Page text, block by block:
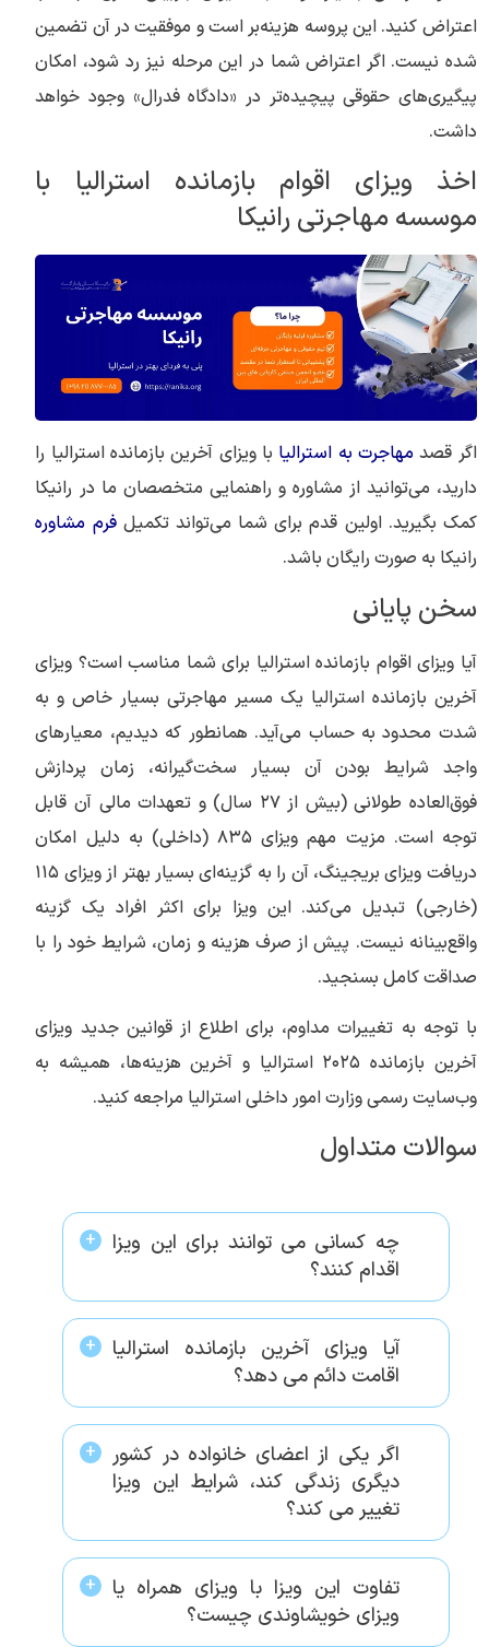
اعتراض کنید. این پروسه هزینه‌بر است و موفقیت در آن تضمین
شده نیست. اگر اعتراض شما در این مرحله نیز رد شود، امکان
پیگیری‌های حقوقی پیچیده‌تر در «دادگاه فدرال» وجود خواهد
داشت.
اخذ ویزای اقوام بازمانده استرالیا با
موسسه مهاجرتی رانیکا
اگر قصد مهاجرت به استرالیا با ویزای آخرین بازمانده استرالیا را
دارید، می‌توانید از مشاوره و راهنمایی متخصصان ما در رانیکا
کمک بگیرید. اولین قدم برای شما می‌تواند تکمیلفرم مشاوره
رانیکا به صورت رایگان باشد.
سخن پایانی
آیا ویزای اقوام بازمانده استرالیا برای شما مناسب است؟ ویزای
آخرین بازمانده استرالیا یک مسیر مهاجرتی بسیار خاص و به
شدت محدود به حساب می‌آید. همانطور که دیدیم، معیارهای
واجد شرایط بودن آن بسیار سخت‌گیرانه، زمان پردازش
فوق‌العاده طولانی (بیش از ۲۷ سال) و تعهدات مالی آن قابل
توجه است. مزیت مهم ویزای ۸۳۵ (داخلی) به دلیل امکان
دریافت ویزای بریجینگ، آن را به گزینه‌ای بسیار بهتر از ویزای ۱۱۵
(خارجی) تبدیل می‌کند. این ویزا برای اکثر افراد یک گزینه
واقع‌بینانه نیست. پیش از صرف هزینه و زمان، شرایط خود را با
صداقت کامل بسنجید.
با توجه به تغییرات مداوم، برای اطلاع از قوانین جدید ویزای
آخرین بازمانده ۲۰۲۵ استرالیا و آخرین هزینه‌ها، همیشه به
وب‌سایت رسمی وزارت امور داخلی استرالیا مراجعه کنید.
سوالات متداول
چه کسانی می توانند برای این ویزا
اقدام کنند؟
آیا ویزای آخرین بازمانده استرالیا
اقامت دائم می دهد؟
اگر یکی از اعضای خانواده در کشور
دیگری زندگی کند، شرایط این ویزا
تغییر می کند؟
تفاوت این ویزا با ویزای همراه یا
ویزای خویشاوندی چیست؟